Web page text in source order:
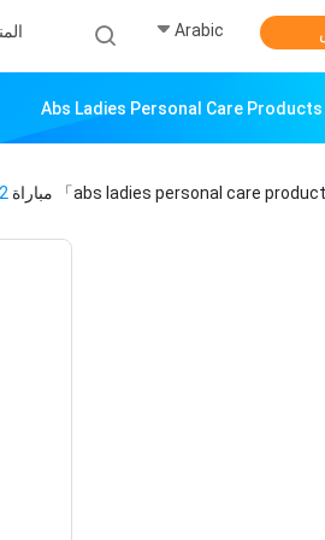
Arabic
Abs Ladies Personal Care Products
مباراة 2